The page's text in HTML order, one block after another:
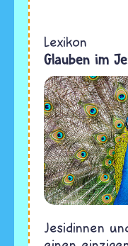
Lexikon
Glauben im
Jesidinnen